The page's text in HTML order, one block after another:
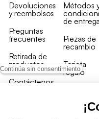
Continúa sin consentimiento
Devoluciones
y reembolsos
Preguntas
frecuentes
Retirada de
productos
Contáctenos
Métodos
de entrega
Piezas de
recambio
Tarjeta
regalo